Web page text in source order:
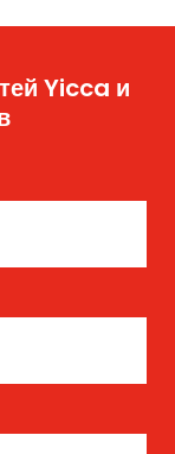
Yicca и